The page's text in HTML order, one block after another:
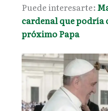
Puede interesarte:
cardenal que podría
próximo Papa